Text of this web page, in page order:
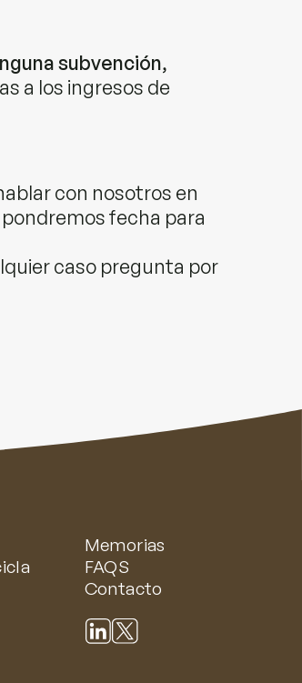
subvención,
a los ingresos de
con nosotros en
fecha para
caso pregunta por
Memorias
FAQS
Contacto